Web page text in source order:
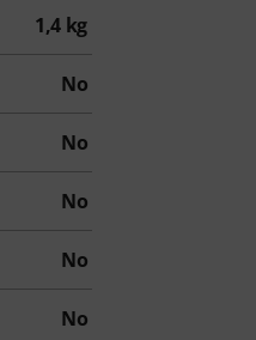
1,4 kg
No
No
No
No
No